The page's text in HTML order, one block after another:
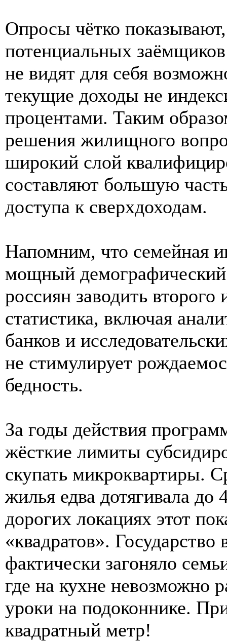
Опросы чётко
потенциальных
не видят для себя
текущие доходы не
процентами. Таким
решения жилищного
широкий слой
составляют большую
доступа к сверхдоходам.
Напомним, что семейная
мощный
россиян заводить второго
статистика, включая
банков и
не стимулирует
бедность.
За годы действия
жёсткие лимиты
скупать микроквартиры.
жилья едва дотягивала до
дорогих локациях этот
«квадратов».
фактически загоняло
где на кухне невозможно
уроки на подоконнике.
квадратный метр!